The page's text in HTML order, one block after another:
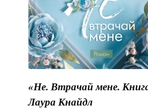
«Не. Втрачай мене.
Лаура Кнайдл